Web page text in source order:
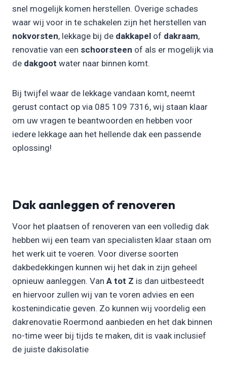
snel mogelijk komen herstellen. Overige schades
waar wij voor in te schakelen zijn het herstellen van
nokvorsten, lekkage bij de dakkapel of dakraam,
renovatie van een schoorsteen of als er mogelijk via
de dakgoot water naar binnen komt.
Bij twijfel waar de lekkage vandaan komt, neemt
gerust contact op via 085 109 7316, wij staan klaar
om uw vragen te beantwoorden en hebben voor
iedere lekkage aan het hellende dak een passende
oplossing!
Dak aanleggen of renoveren
Voor het plaatsen of renoveren van een volledig dak
hebben wij een team van specialisten klaar staan om
het werk uit te voeren. Voor diverse soorten
dakbedekkingen kunnen wij het dak in zijn geheel
opnieuw aanleggen. Van A tot Z is dan uitbesteedt
en hiervoor zullen wij van te voren advies en een
kostenindicatie geven. Zo kunnen wij voordelig een
dakrenovatie Roermond aanbieden en het dak binnen
no-time weer bij tijds te maken, dit is vaak inclusief
de juiste dakisolatie